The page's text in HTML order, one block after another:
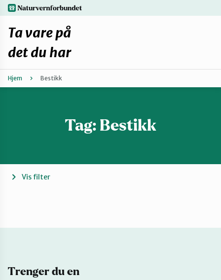
Hopp
til
hovedinnhold
Forbehold
Mitt navn
naturvernforbundet.no
Ta vare på
det du har
Hjem Bestikk
Tag: Bestikk
Vis filter
Trenger du en